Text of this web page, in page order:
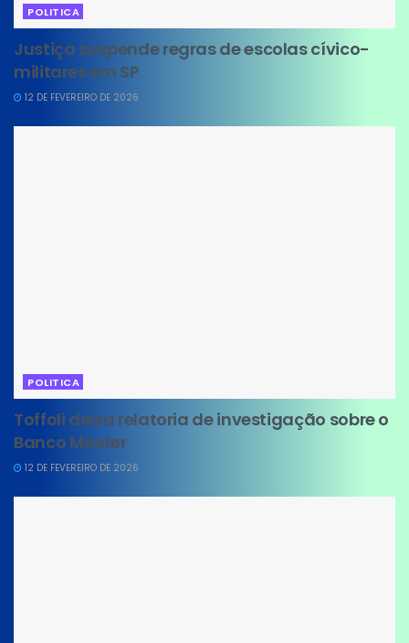
POLITICA
Justiça suspende regras de escolas cívico-
militares em SP
12 DE FEVEREIRO DE 2026
POLITICA
Toffoli deixa relatoria de investigação sobre o
Banco Master
12 DE FEVEREIRO DE 2026